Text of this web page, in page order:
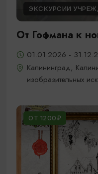
ЭКСКУРСИИ
От Гофмана к
01.01.2026 -
Калининград,
изобразительных
ОТ 1200₽